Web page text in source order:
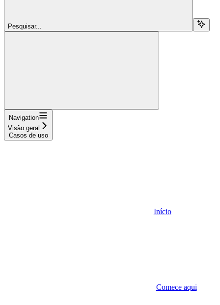
Pesquisar...
Navigation
Visão geral
Casos de uso
Início
Comece aqui